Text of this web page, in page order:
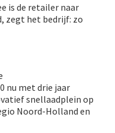
is de retailer naar
zegt het bedrijf: zo
nu met drie jaar
snellaadplein op
Noord-Holland en